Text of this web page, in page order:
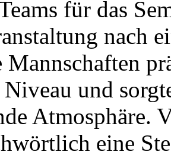
für das
nach
Mannschaften
Niveau und
Atmosphäre.
eine